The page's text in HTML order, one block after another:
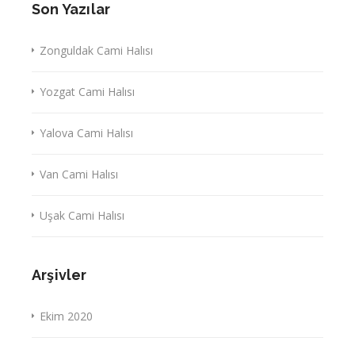
Son Yazılar
Zonguldak Cami Halısı
Yozgat Cami Halısı
Yalova Cami Halısı
Van Cami Halısı
Uşak Cami Halısı
Arşivler
Ekim 2020